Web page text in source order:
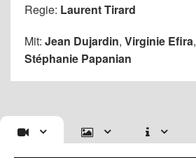
Regie: Laurent Tirard
Mit: Jean Dujardin, Virginie Efira,
Stéphanie Papanian